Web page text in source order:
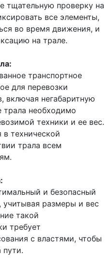
тщательную проверку на
все элементы,
во время движения, и
на трале.
транспортное
для перевозки
включая негабаритную
трала необходимо
техники и ее вес.
в технической
трала всем
и безопасный
размеры и вес
такой
требует
с властями, чтобы
пути.